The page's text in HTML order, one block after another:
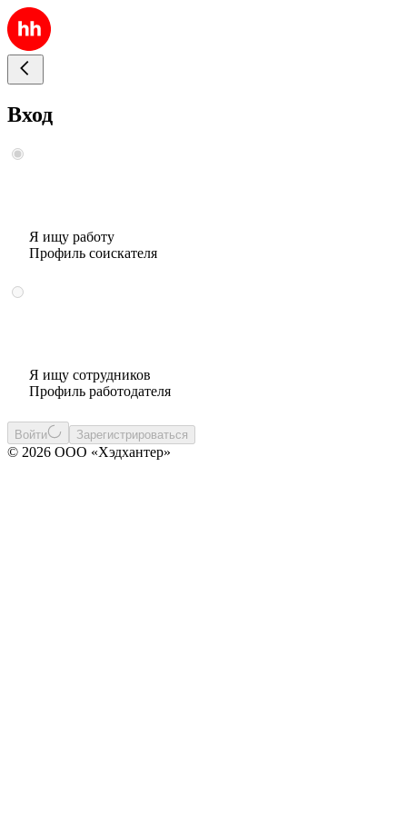
Вход
Я ищу работу
Профиль соискателя
Я ищу сотрудников
Профиль работодателя
Войти Зарегистрироваться
© 2026 ООО «Хэдхантер»